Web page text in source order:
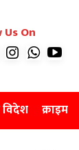
On
क्राइम